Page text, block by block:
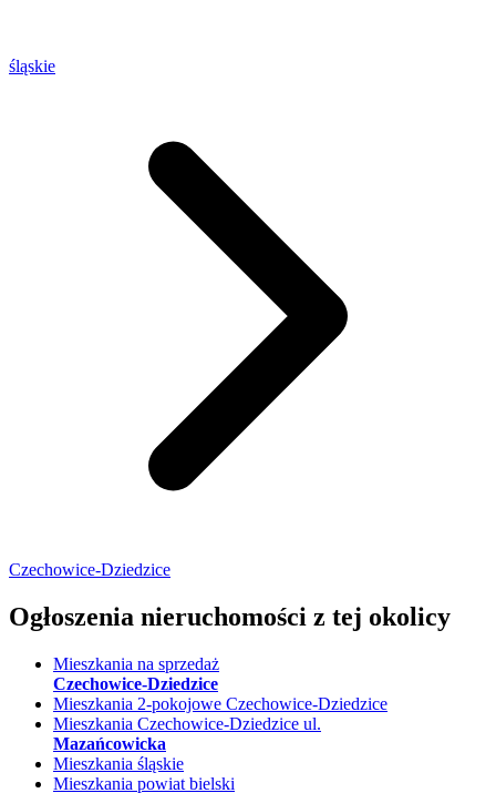
śląskie
Czechowice-Dziedzice
Ogłoszenia nieruchomości z tej okolicy
Mieszkania na sprzedaż
Czechowice-Dziedzice
Mieszkania 2-pokojowe Czechowice-Dziedzice
Mieszkania Czechowice-Dziedzice ul.
Mazańcowicka
Mieszkania śląskie
Mieszkania powiat bielski